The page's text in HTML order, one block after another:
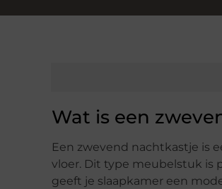
Wat is een
Een zwevend nachtkastje is
vloer. Dit type meubelstuk is
geeft je slaapkamer een